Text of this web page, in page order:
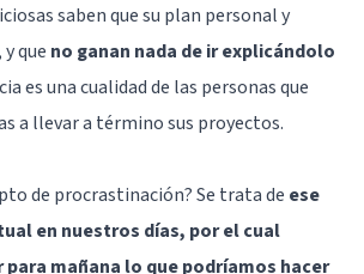
saben que su plan personal y
que no ganan nada de ir explicándolo
es una cualidad de las personas que
a llevar a término sus proyectos.
de procrastinación? Se trata de ese
en nuestros días, por el cual
mañana lo que podríamos hacer